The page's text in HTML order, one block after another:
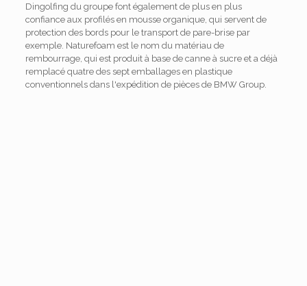
Dingolfing du groupe font également de plus en plus
confiance aux profilés en mousse organique, qui servent de
protection des bords pour le transport de pare-brise par
exemple. Naturefoam est le nom du matériau de
rembourrage, qui est produit à base de canne à sucre et a déjà
remplacé quatre des sept emballages en plastique
conventionnels dans l'expédition de pièces de BMW Group.